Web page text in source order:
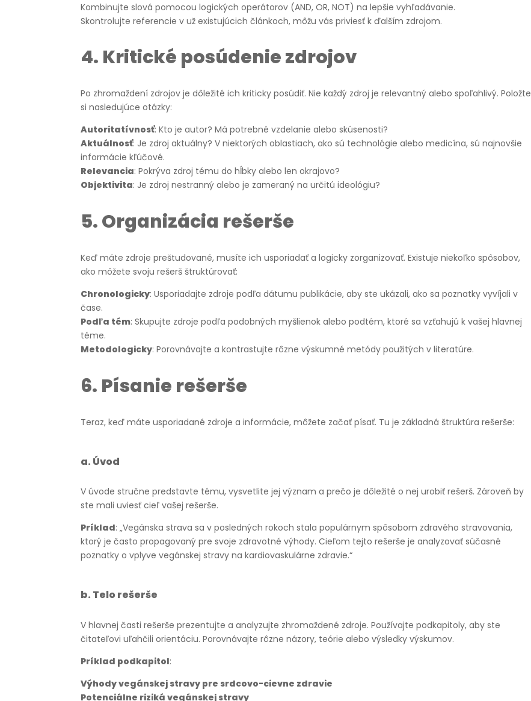
Kombinujte slová pomocou logických operátorov (AND, OR, NOT) na lepšie vyhľadávanie.
Skontrolujte referencie v už existujúcich článkoch, môžu vás priviesť k ďalším zdrojom.
4. Kritické posúdenie zdrojov
Po zhromaždení zdrojov je dôležité ich kriticky posúdiť. Nie každý zdroj je relevantný alebo spoľahlivý. Položte
si nasledujúce otázky:
Autoritatívnosť: Kto je autor? Má potrebné vzdelanie alebo skúsenosti?
Aktuálnosť: Je zdroj aktuálny? V niektorých oblastiach, ako sú technológie alebo medicína, sú najnovšie
informácie kľúčové.
Relevancia: Pokrýva zdroj tému do hĺbky alebo len okrajovo?
Objektivita: Je zdroj nestranný alebo je zameraný na určitú ideológiu?
5.Organizácia rešerše
Keď máte zdroje preštudované, musíte ich usporiadať a logicky zorganizovať. Existuje niekoľko spôsobov,
ako môžete svoju rešerš štruktúrovať:
Chronologicky: Usporiadajte zdroje podľa dátumu publikácie, aby ste ukázali, ako sa poznatky vyvíjali v
čase.
Podľa tém: Skupujte zdroje podľa podobných myšlienok alebo podtém, ktoré sa vzťahujú k vašej hlavnej
téme.
Metodologicky: Porovnávajte a kontrastujte rôzne výskumné metódy použitých v literatúre.
6. Písanie rešerše
Teraz, keď máte usporiadané zdroje a informácie, môžete začať písať. Tu je základná štruktúra rešerše:
a. Úvod
V úvode stručne predstavte tému, vysvetlite jej význam a prečo je dôležité o nej urobiť rešerš. Zároveň by
ste mali uviesť cieľ vašej rešerše.
Príklad: „Vegánska strava sa v posledných rokoch stala populárnym spôsobom zdravého stravovania,
ktorý je často propagovaný pre svoje zdravotné výhody. Cieľom tejto rešerše je analyzovať súčasné
poznatky o vplyve vegánskej stravy na kardiovaskulárne zdravie.“
b. Telo rešerše
V hlavnej časti rešerše prezentujte a analyzujte zhromaždené zdroje. Používajte podkapitoly, aby ste
čitateľovi uľahčili orientáciu. Porovnávajte rôzne názory, teórie alebo výsledky výskumov.
Príklad podkapitol:
Výhody vegánskej stravy pre srdcovo-cievne zdravie
Potenciálne riziká vegánskej stravy